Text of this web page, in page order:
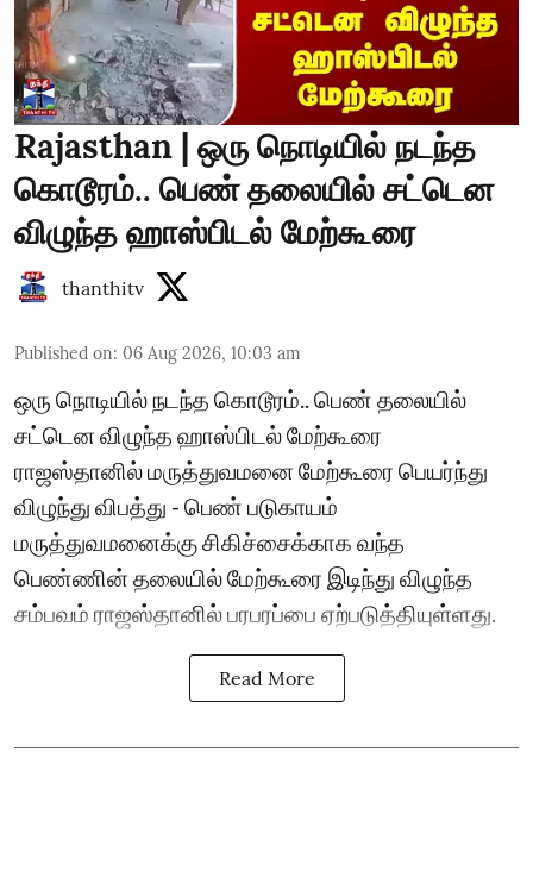
Rajasthan | ஒரு நொடியில் நடந்த
கொடூரம்.. பெண் தலையில் சட்டென
விழுந்த ஹாஸ்பிடல் மேற்கூரை
thanthitv
Published on: 06 Aug 2026, 10:03 am
ஒரு நொடியில் நடந்த கொடூரம்.. பெண் தலையில்
சட்டென விழுந்த ஹாஸ்பிடல் மேற்கூரை
ராஜஸ்தானில் மருத்துவமனை மேற்கூரை பெயர்ந்து
விழுந்து விபத்து - பெண் படுகாயம்
மருத்துவமனைக்கு சிகிச்சைக்காக வந்த
பெண்ணின் தலையில் மேற்கூரை இடிந்து விழுந்த
சம்பவம் ராஜஸ்தானில் பரபரப்பை ஏற்படுத்தியுள்ளது.
Read More